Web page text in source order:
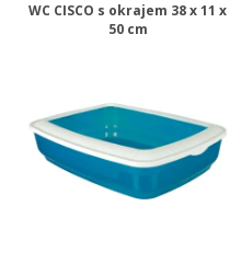
WC CISCO s okrajem 38 x 11 x
50 cm